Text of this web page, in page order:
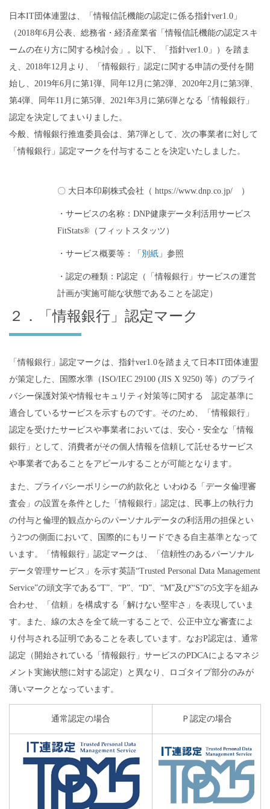
日本IT団体連盟は、「情報信託機能の認定に係る指針ver1.0」
（2018年6月公表、総務省・経済産業省「情報信託機能の認定スキ
ームの在り方に関する検討会」。以下、「指針ver1.0」）を踏ま
え、2018年12月より、「情報銀行」認定に関する申請の受付を開
始し、2019年6月に第1弾、同年12月に第2弾、2020年2月に第3弾、
第4弾、同年11月に第5弾、2021年3月に第6弾となる「情報銀行」
認定を決定してまいりました。
今般、情報銀行推進委員会は、第7弾として、次の事業者に対して
「情報銀行」認定マークを付与することを決定いたしました。
〇 大日本印刷株式会社（ https://www.dnp.co.jp/ ）
・サービスの名称：DNP健康データ利活用サービス
FitStats®（フィットスタッツ）
・サービス概要等：「 別紙 」参照
・認定の種類：P認定（「情報銀行」サービスの運営
計画が実施可能な状態であることを認定）
２．「情報銀行」認定マーク
「情報銀行」認定マークは、指針ver1.0を踏まえて日本IT団体連盟
が策定した、国際水準（ISO/IEC 29100 (JIS X 9250) 等）のプライ
バシー保護対策や情報セキュリティ対策等に関する 認定基準に
適合しているサービスを示すものです。そのため、「情報銀行」
認定を受けたサービスや事業者においては、安心・安全な「情報
銀行」として、消費者がその個人情報を信頼して託せるサービス
や事業者であることをアピールすることが可能となります。
また、プライバシーポリシーの約款化と いわゆる「データ倫理審
査会」の設置を条件とした「情報銀行」認定は、民事上の執行力
の付与と倫理的観点からのパーソナルデータの利活用の担保とい
う2つの側面において、国際的にもリードできる自主基準となって
います。「情報銀行」認定マークは、「信頼性のあるパーソナル
データ管理サービス」を示す英語“Trusted Personal Data Management
Service”の頭文字である“T”、“P”、“D”、“M”及び“S”の5文字を組み
合わせ、「信頼」を構成する「解けない堅牢さ」を表現していま
す。また、線の太さを全て統一することで、公正中立な審査によ
り付与される証明であることを表しています。なおP認定は、通常
認定（開始されている「情報銀行」サービスのPDCAによるマネジ
メント実施状態に対する認定）と異なり、ロゴタイプ部分のみが
薄いマークとなっています。
通常認定の場合 Ｐ認定の場合